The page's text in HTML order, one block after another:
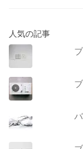
人気の記事